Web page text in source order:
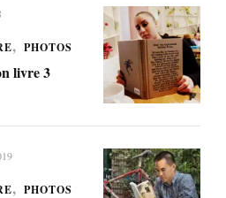
PHOTOS
livre 3
PHOTOS